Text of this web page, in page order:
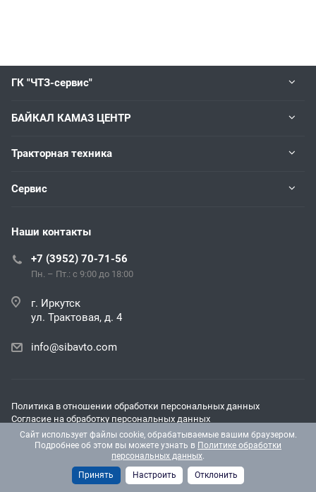
ГК "ЧТЗ-сервис"
БАЙКАЛ КАМАЗ ЦЕНТР
Тракторная техника
Сервис
Наши контакты
+7 (3952) 70-71-56
Пн. – Пт.: с 9:00 до 18:00
г. Иркутск
ул. Трактовая, д. 4
info@sibavto.com
Политика в отношении обработки персональных данных
Согласие на обработку персональных данных
Согласие на получение рекламных и информационных
материалов
© 2026 Все права защищены.
Сайт использует файлы cookie, обрабатываемые вашим браузером.
Подробнее об этом вы можете узнать в Политике обработки
персональных данных.
Принять
Настроить Отклонить